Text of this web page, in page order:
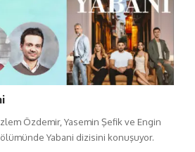
Özdemir, Yasemin Şefik ve Engin
Yabani dizisini konuşuyor.